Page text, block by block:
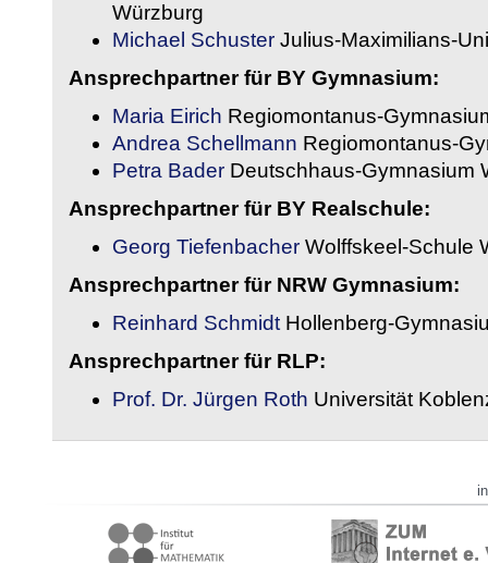
Würzburg
Michael Schuster Julius-Maximilians-
Ansprechpartner für BY Gymnasium:
Maria Eirich Regiomontanus-
Andrea Schellmann Regiomontanus-
Petra Bader Deutschhaus-Gymnasium
Ansprechpartner für BY Realschule:
Georg Tiefenbacher Wolffskeel-Schule
Ansprechpartner für NRW Gymnasium:
Reinhard Schmidt Hollenberg-
Ansprechpartner für RLP:
Prof. Dr. Jürgen Roth Universität